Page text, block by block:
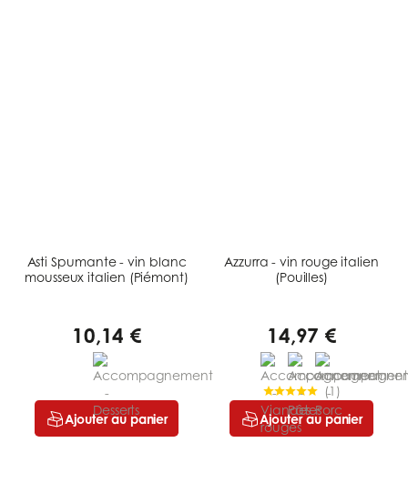
Asti Spumante - vin blanc
mousseux italien (Piémont)
10,14 €
Ajouter au panier
Azzurra - vin rouge italien
(Pouilles)
14,97 €
(1 )
Ajouter au panier